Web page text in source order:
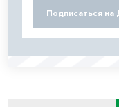
Подписаться на